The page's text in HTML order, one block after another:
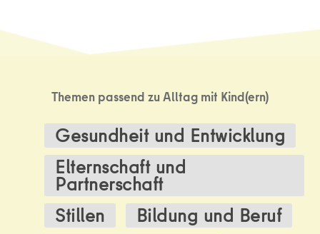
Themen passend zu Alltag mit Kind(ern)
Gesundheit und Entwicklung
Elternschaft und
Partnerschaft
Stillen
Bildung und Beruf